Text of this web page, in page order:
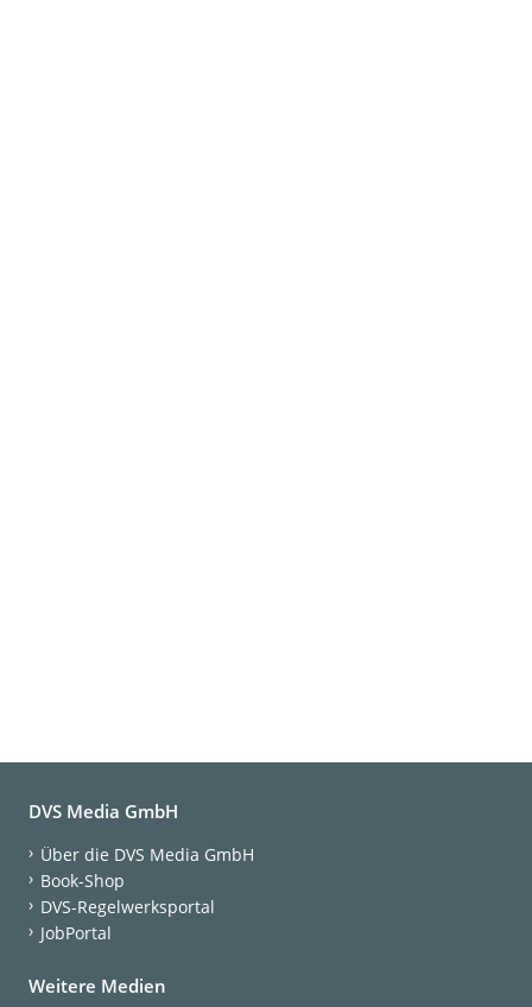
DVS Media GmbH
Über die DVS Media GmbH
Book-Shop
DVS-Regelwerksportal
JobPortal
Weitere Medien